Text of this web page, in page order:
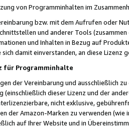
von Programminhalten im
bzw. mit dem Aufrufen oder
und anderer Tools (zusammen
und Inhalten in Bezug auf
damit einverstanden, an diese Lizenz
für Programminhalte
der Vereinbarung und ausschließlich
(einschließlich dieser Lizenz und der
nicht exklusive,
der Amazon-Marken zu verwenden
auf Ihrer Website und in